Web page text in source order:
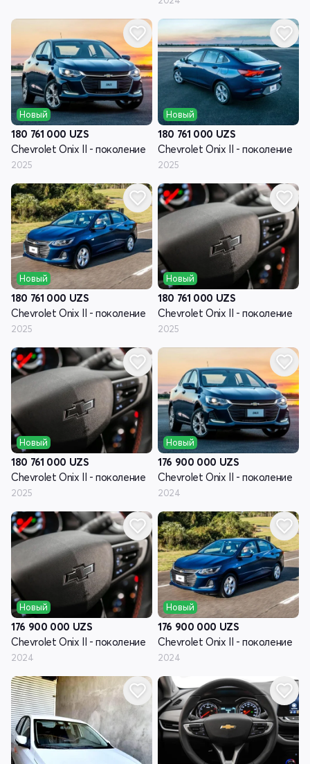
Новый
180 761 000 UZS
Chevrolet Onix II - поколение
2025
Новый
180 761 000 UZS
Chevrolet Onix II - поколение
2025
Новый
180 761 000 UZS
Chevrolet Onix II - поколение
2025
Новый
180 761 000 UZS
Chevrolet Onix II - поколение
2025
Новый
180 761 000 UZS
Chevrolet Onix II - поколение
2025
Новый
176 900 000 UZS
Chevrolet Onix II - поколение
2024
Новый
176 900 000 UZS
Chevrolet Onix II - поколение
2024
Новый
176 900 000 UZS
Chevrolet Onix II - поколение
2024